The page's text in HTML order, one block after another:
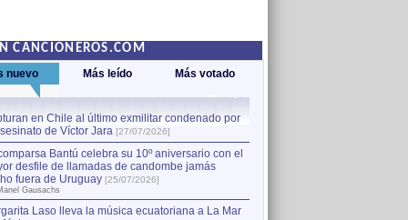
CANCIONEROS.COM
nuevo Más leído Más votado
en Chile al último exmilitar condenado por
de Víctor Jara [27/07/2026]
Bantú celebra su 10º aniversario con el
desfile de llamadas de candombe jamás
fuera de Uruguay [25/07/2026]
Gausachs
Laso lleva la música ecuatoriana a La Mar